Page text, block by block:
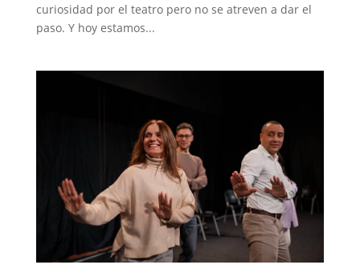
curiosidad por el teatro pero no se atreven a dar el
paso. Y hoy estamos...